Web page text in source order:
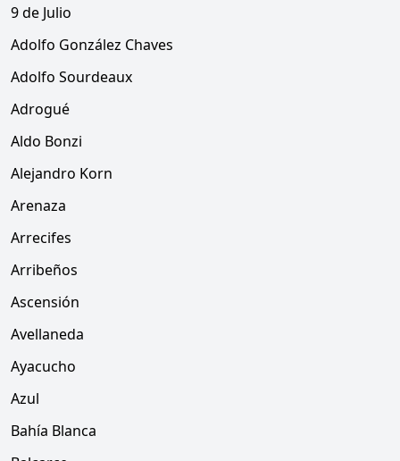
9 de Julio
Adolfo González Chaves
Adolfo Sourdeaux
Adrogué
Aldo Bonzi
Alejandro Korn
Arenaza
Arrecifes
Arribeños
Ascensión
Avellaneda
Ayacucho
Azul
Bahía Blanca